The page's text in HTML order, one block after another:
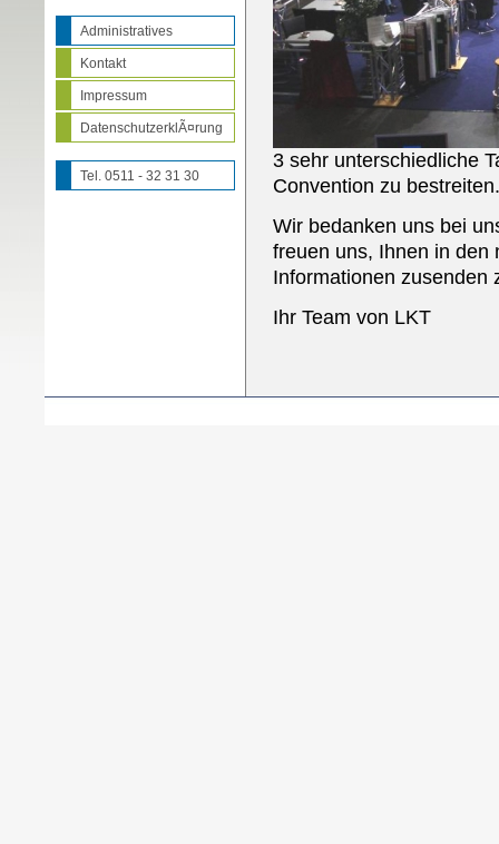
Administratives
Kontakt
Impressum
DatenschutzerklÃ¤rung
Tel. 0511 - 32 31 30
3 sehr unterschiedliche
Convention zu bestreiten.
Wir bedanken uns bei
freuen uns, Ihnen in den
Informationen zusenden
Ihr Team von LKT